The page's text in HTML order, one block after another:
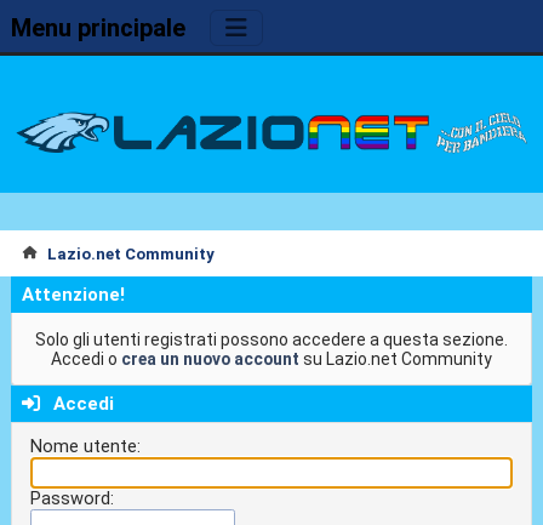
Menu principale
Lazio.net Community
Attenzione!
Solo gli utenti registrati possono accedere a questa sezione.
Accedi o crea un nuovo account su Lazio.net Community
Accedi
Nome utente:
Password: